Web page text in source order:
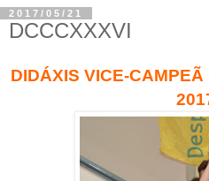
2017/05/21
DCCCXXXVI
DIDÁXIS VICE-